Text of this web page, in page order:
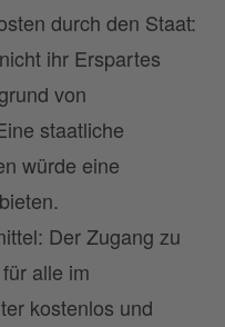
durch den Staat:
ihr Erspartes
von
staatliche
würde eine
Der Zugang zu
alle im
kostenlos und